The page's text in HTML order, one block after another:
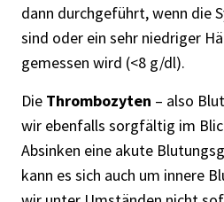
dann durchgeführt, wenn die
sind oder ein sehr niedriger
gemessen wird (<8 g/dl).
Die Thrombozyten – also
wir ebenfalls sorgfältig im
Absinken eine akute
kann es sich auch um innere